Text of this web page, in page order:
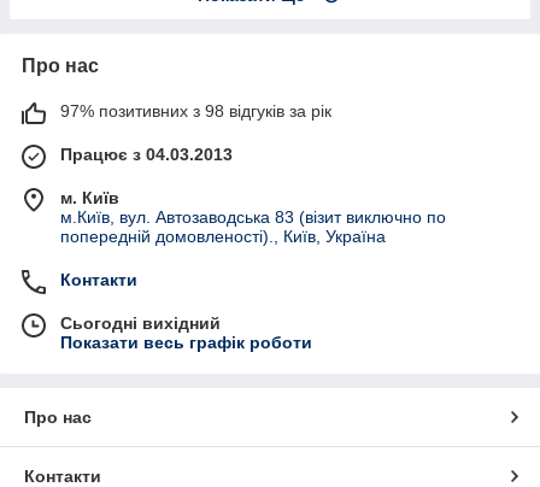
Про нас
97% позитивних з 98 відгуків за рік
Працює з 04.03.2013
м. Київ
м.Київ, вул. Автозаводська 83 (візит виключно по
попередній домовленості)., Київ, Україна
Контакти
Сьогодні вихідний
Показати весь графік роботи
Про нас
Контакти